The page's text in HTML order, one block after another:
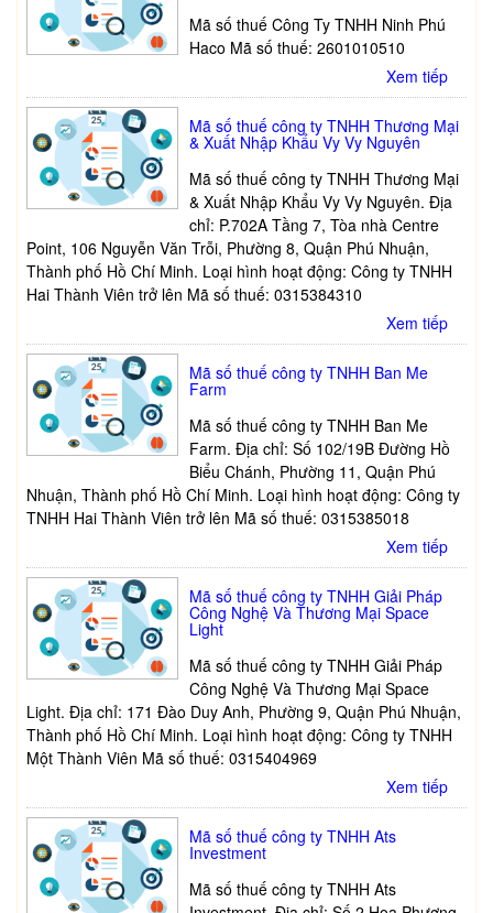
Mã số thuế Công Ty TNHH Ninh Phú
Haco Mã số thuế: 2601010510
Xem tiếp
Mã số thuế công ty TNHH Thương Mại
& Xuất Nhập Khẩu Vy Vy Nguyên
Mã số thuế công ty TNHH Thương Mại
& Xuất Nhập Khẩu Vy Vy Nguyên. Địa
chỉ: P.702A Tầng 7, Tòa nhà Centre
Point, 106 Nguyễn Văn Trỗi, Phường 8, Quận Phú Nhuận,
Thành phố Hồ Chí Minh. Loại hình hoạt động: Công ty TNHH
Hai Thành Viên trở lên Mã số thuế: 0315384310
Xem tiếp
Mã số thuế công ty TNHH Ban Me
Farm
Mã số thuế công ty TNHH Ban Me
Farm. Địa chỉ: Số 102/19B Đường Hồ
Biểu Chánh, Phường 11, Quận Phú
Nhuận, Thành phố Hồ Chí Minh. Loại hình hoạt động: Công ty
TNHH Hai Thành Viên trở lên Mã số thuế: 0315385018
Xem tiếp
Mã số thuế công ty TNHH Giải Pháp
Công Nghệ Và Thương Mại Space
Light
Mã số thuế công ty TNHH Giải Pháp
Công Nghệ Và Thương Mại Space
Light. Địa chỉ: 171 Đào Duy Anh, Phường 9, Quận Phú Nhuận,
Thành phố Hồ Chí Minh. Loại hình hoạt động: Công ty TNHH
Một Thành Viên Mã số thuế: 0315404969
Xem tiếp
Mã số thuế công ty TNHH Ats
Investment
Mã số thuế công ty TNHH Ats